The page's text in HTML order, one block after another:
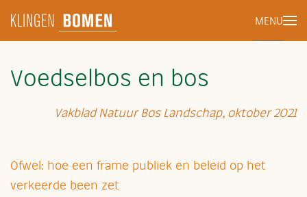
Terug naar hoofdinhoud
MENU
Voedselbos en bos
Vakblad Natuur Bos Landschap, oktober 2021
Ofwel: hoe een frame publiek en beleid op het
verkeerde been zet